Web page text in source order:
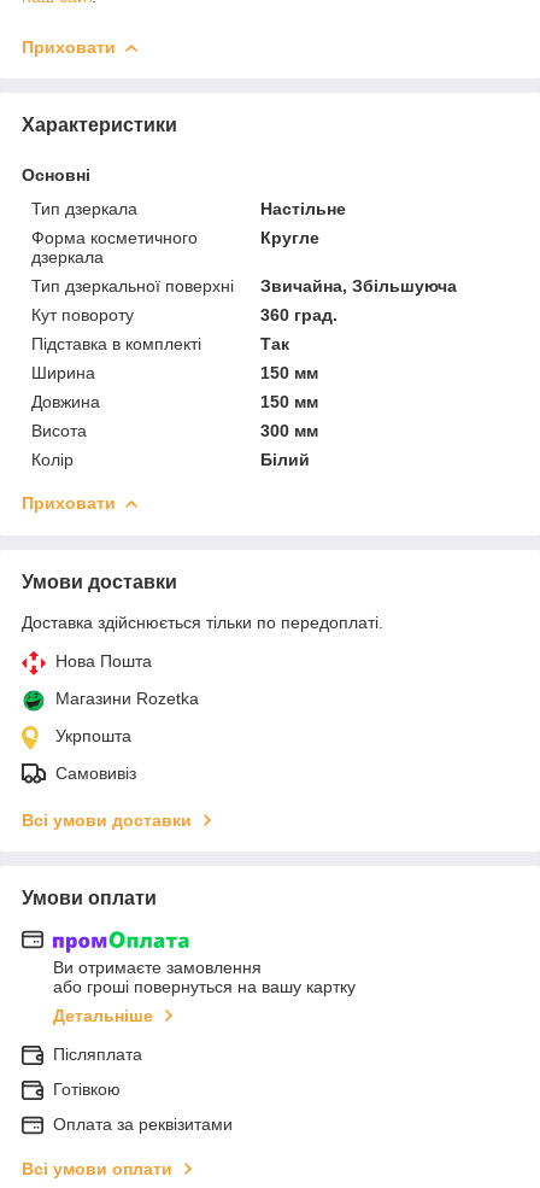
Приховати
Характеристики
Основні
Тип дзеркала
Настільне
Форма косметичного
дзеркала
Кругле
Тип дзеркальної поверхні
Звичайна, Збільшуюча
Кут повороту
360 град.
Підставка в комплекті
Так
Ширина
150 мм
Довжина
150 мм
Висота
300 мм
Колір
Білий
Приховати
Умови доставки
Доставка здійснюється тільки по передоплаті.
Нова Пошта
Магазини Rozetka
Укрпошта
Самовивіз
Всі умови доставки
Умови оплати
Ви отримаєте замовлення
або гроші повернуться на вашу картку
Детальніше
Післяплата
Готівкою
Оплата за реквізитами
Всі умови оплати